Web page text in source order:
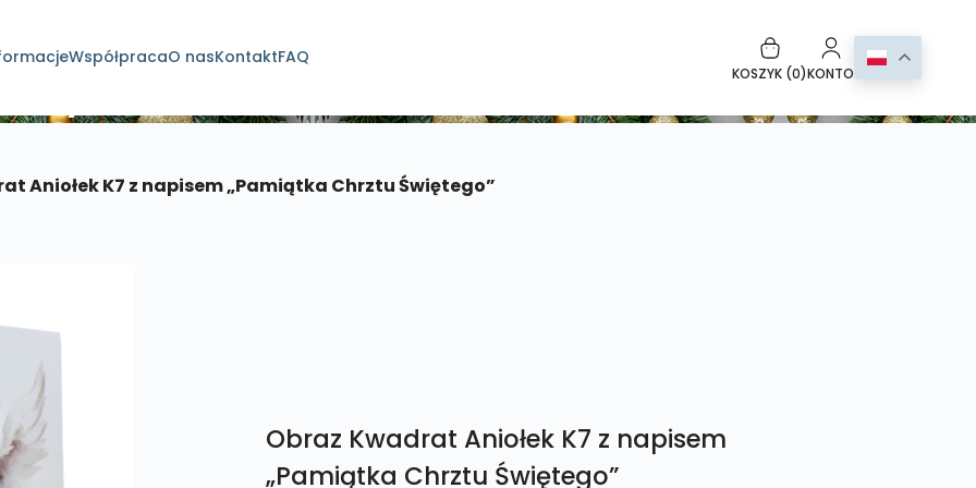
WspółpracaO nasKontaktFAQ
KOSZYK (0)KONTO
Aniołek K7 z napisem „Pamiątka Chrztu Świętego”
Obraz Kwadrat Aniołek K7 z napisem
„Pamiątka Chrztu Świętego”